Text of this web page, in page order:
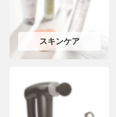
スキンケア